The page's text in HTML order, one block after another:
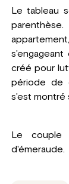
Le tableau
créé pour
période de
s'est montré
Le
d'émeraude.